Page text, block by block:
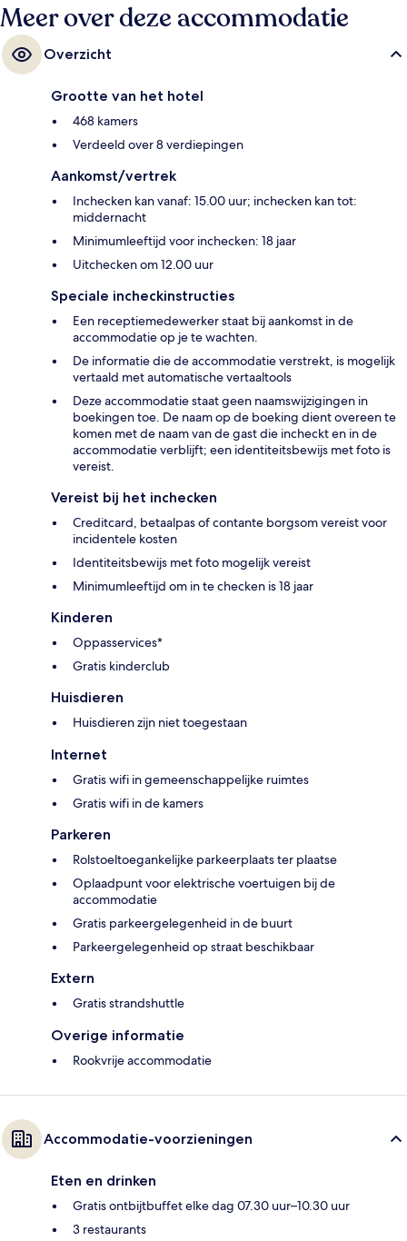
Meer over deze accommodatie
Overzicht
Grootte van het hotel
468 kamers
Verdeeld over 8 verdiepingen
Aankomst/vertrek
Inchecken kan vanaf: 15.00 uur; inchecken kan tot:
middernacht
Minimumleeftijd voor inchecken: 18 jaar
Uitchecken om 12.00 uur
Speciale incheckinstructies
Een receptiemedewerker staat bij aankomst in de
accommodatie op je te wachten.
De informatie die de accommodatie verstrekt, is mogelijk
vertaald met automatische vertaaltools
Deze accommodatie staat geen naamswijzigingen in
boekingen toe. De naam op de boeking dient overeen te
komen met de naam van de gast die incheckt en in de
accommodatie verblijft; een identiteitsbewijs met foto is
vereist.
Vereist bij het inchecken
Creditcard, betaalpas of contante borgsom vereist voor
incidentele kosten
Identiteitsbewijs met foto mogelijk vereist
Minimumleeftijd om in te checken is 18 jaar
Kinderen
Oppasservices*
Gratis kinderclub
Huisdieren
Huisdieren zijn niet toegestaan
Internet
Gratis wifi in gemeenschappelijke ruimtes
Gratis wifi in de kamers
Parkeren
Rolstoeltoegankelijke parkeerplaats ter plaatse
Oplaadpunt voor elektrische voertuigen bij de
accommodatie
Gratis parkeergelegenheid in de buurt
Parkeergelegenheid op straat beschikbaar
Extern
Gratis strandshuttle
Overige informatie
Rookvrije accommodatie
Accommodatie-voorzieningen
Eten en drinken
Gratis ontbijtbuffet elke dag 07.30 uur–10.30 uur
3 restaurants